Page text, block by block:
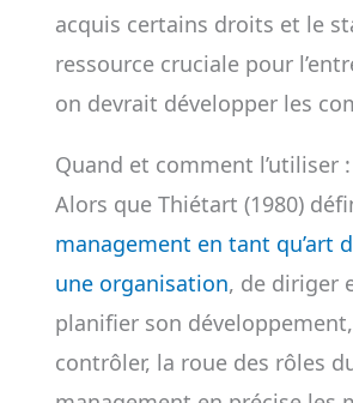
acquis certains droits et le
ressource cruciale pour
on devrait développer les
Quand et comment l’utiliser :
Alors que Thiétart (1980)
management en tant qu’art
une organisation, de diriger
planifier son
contrôler, la roue des rôles